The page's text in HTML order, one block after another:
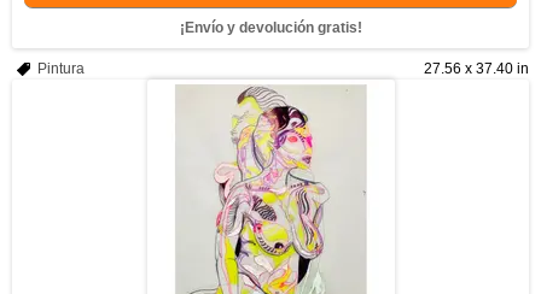
¡Envío y devolución gratis!
27.56 x 37.40 in
Pintura